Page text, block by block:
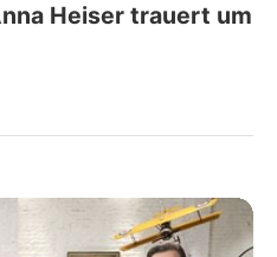
Heiser trauert um